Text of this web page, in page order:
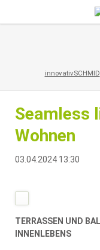
innovativSCHMID
Seamless
Wohnen
03.04.2024 13:30
TERRASSEN UND
INNENLEBENS